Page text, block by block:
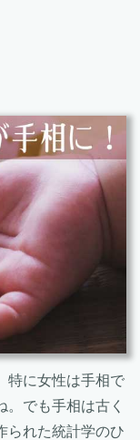
特に女性は手相で
でも手相は古く
られた統計学のひ